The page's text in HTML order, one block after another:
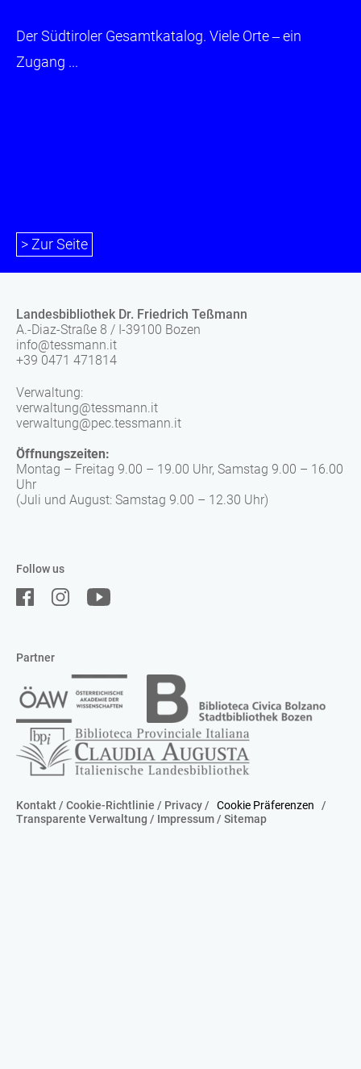
Der Südtiroler Gesamtkatalog. Viele Orte ‒ ein
Zugang ...
> Zur Seite
Landesbibliothek Dr. Friedrich Teßmann
A.-Diaz-Straße 8 / I-39100 Bozen
info@tessmann.it
+39 0471 471814
Follow us
Verwaltung:
verwaltung@tessmann.it
verwaltung@pec.tessmann.it
Öffnungszeiten:
Montag – Freitag 9.00 – 19.00 Uhr, Samstag 9.00 – 16.00
Uhr
(Juli und August: Samstag 9.00 – 12.30 Uhr)
Partner
Kontakt/ Cookie-Richtlinie / Privacy/ Cookie Präferenzen
/
Transparente Verwaltung / Impressum/ Sitemap